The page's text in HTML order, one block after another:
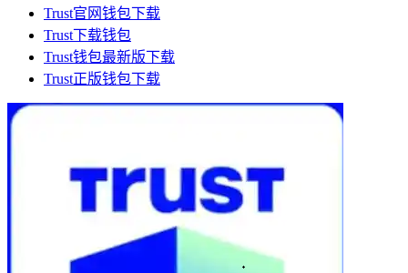
Trust官网钱包下载
Trust下载钱包
Trust钱包最新版下载
Trust正版钱包下载